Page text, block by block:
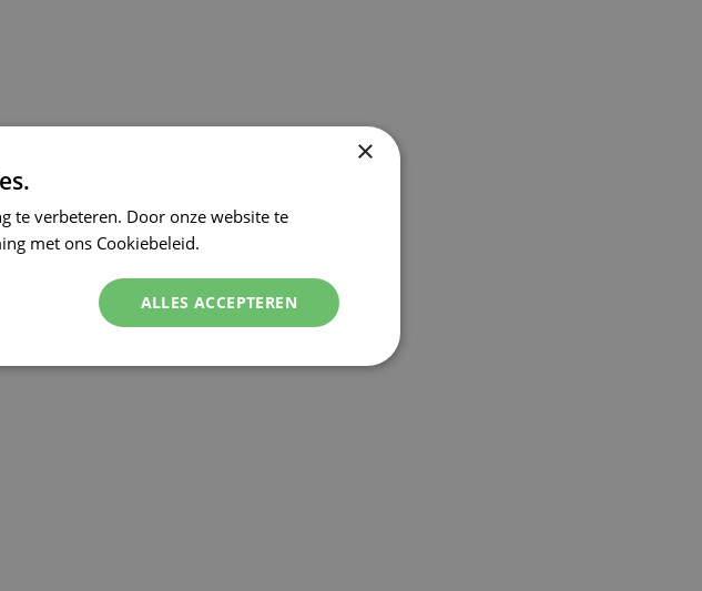
×
te verbeteren. Door onze website te
met ons Cookiebeleid.
ALLES ACCEPTEREN